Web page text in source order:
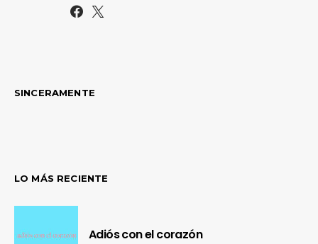
SINCERAMENTE
LO MÁS RECIENTE
Adiós con el corazón